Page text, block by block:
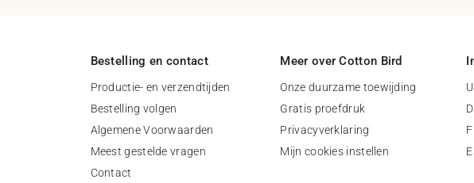
Bestelling en contact
Productie- en verzendtijden
Bestelling volgen
Algemene Voorwaarden
Meest gestelde vragen
Contact
Meer over Cotton Bird
Onze duurzame toewijding
Gratis proefdruk
Privacyverklaring
Mijn cookies instellen